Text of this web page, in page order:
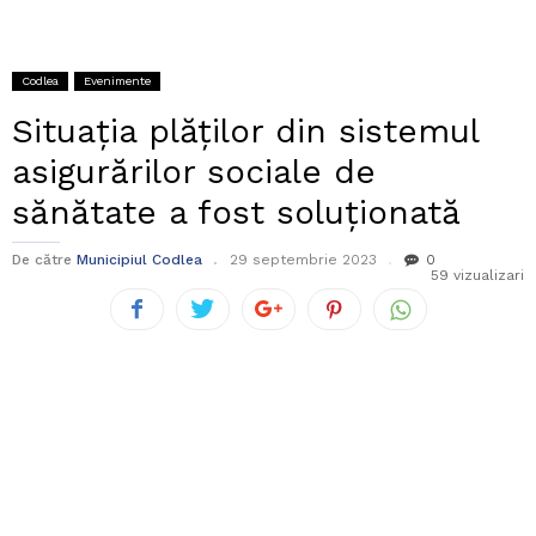
Codlea Evenimente
Situația plăților din sistemul
asigurărilor sociale de
sănătate a fost soluționată
De către Municipiul Codlea 29 septembrie 2023
0
59 vizualizari